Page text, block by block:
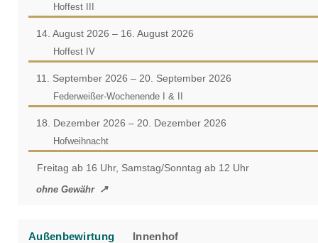
Hoffest III
14. August 2026 – 16. August 2026
Hoffest IV
11. September 2026 – 20. September 2026
Federweißer-Wochenende I & II
18. Dezember 2026 – 20. Dezember 2026
Hofweihnacht
Freitag ab 16 Uhr, Samstag/Sonntag ab 12 Uhr
ohne Gewähr
Außenbewirtung Innenhof